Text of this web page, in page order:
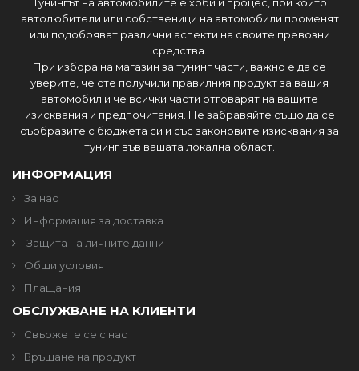
автолюбители или собственици на автомобили променят
или подобряват различни аспекти на своите превозни
средства.
При избора на магазин за тунинг части, важно е да се
уверите, че сте получили правилния продукт за вашия
автомобил и че всички части отговарят на вашите
изисквания и предпочитания. Не забравяйте също да се
съобразите с бюджета си и със законовите изисквания за
тунинг във вашата локална област.
ИНФОРМАЦИЯ
За нас
Информация за доставка
Защита на личните данни
Общи условия
Плащания
ОБСЛУЖВАНЕ НА КЛИЕНТИ
Свържете се с нас
Връщане на продукт